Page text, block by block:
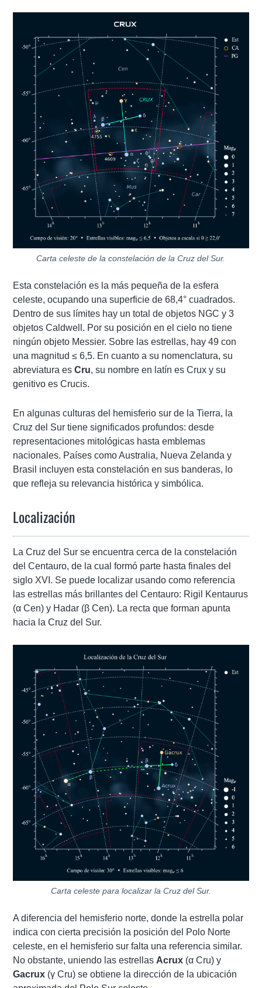
Carta celeste de la constelación de la Cruz del Sur.
Esta constelación es la más pequeña de la esfera
celeste, ocupando una superficie de 68,4° cuadrados.
Dentro de sus límites hay un total de objetos NGC y 3
objetos Caldwell. Por su posición en el cielo no tiene
ningún objeto Messier. Sobre las estrellas, hay 49 con
una magnitud ≤ 6,5. En cuanto a su nomenclatura, su
abreviatura esCru, su nombre en latín es Crux y su
genitivo es Crucis.
En algunas culturas del hemisferio sur de la Tierra, la
Cruz del Sur tiene significados profundos: desde
representaciones mitológicas hasta emblemas
nacionales. Países como Australia, Nueva Zelanda y
Brasil incluyen esta constelación en sus banderas, lo
que refleja su relevancia histórica y simbólica.
Localización
La Cruz del Sur se encuentra cerca de la constelación
del Centauro, de la cual formó parte hasta finales del
siglo XVI. Se puede localizar usando como referencia
las estrellas más brillantes del Centauro: Rigil Kentaurus
(α Cen) y Hadar (β Cen). La recta que forman apunta
hacia la Cruz del Sur.
Carta celeste para localizar la Cruz del Sur.
A diferencia del hemisferio norte, donde la estrella polar
indica con cierta precisión la posición del Polo Norte
celeste, en el hemisferio sur falta una referencia similar.
No obstante, uniendo las estrellas Acrux (α Cru) y
Gacrux (γ Cru) se obtiene la dirección de la ubicación